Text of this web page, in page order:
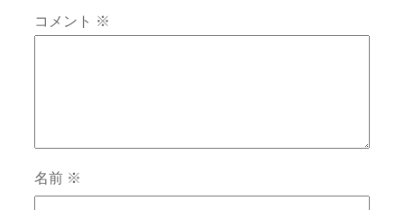
コメント ※
名前 ※